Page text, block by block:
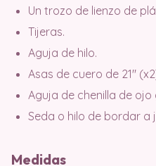
Un trozo de lienzo de
Tijeras.
Aguja de hilo.
Asas de cuero de 21″
Aguja de chenilla de ojo
Seda o hilo de bordar a
Medidas